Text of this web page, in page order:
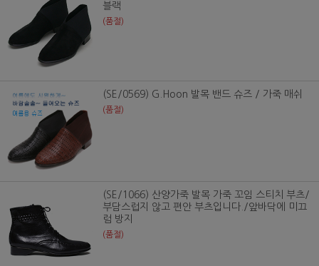
블랙
(품절)
(SE/0569) G.Hoon 발목 밴드 슈즈 / 가죽 매쉬
(품절)
(SE/1066) 산양가죽 발목 가죽 꼬임 스티치 부츠/
부담스럽지 않고 편안 부츠입니다./앞바닥에 미끄
럼 방지
(품절)